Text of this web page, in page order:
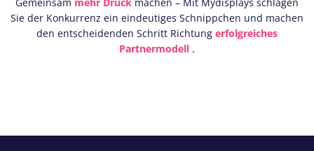
Sie der Konkurrenz ein eindeutiges Schnippchen und machen
den entscheidenden Schritt Richtung erfolgreiches
Partnermodell .